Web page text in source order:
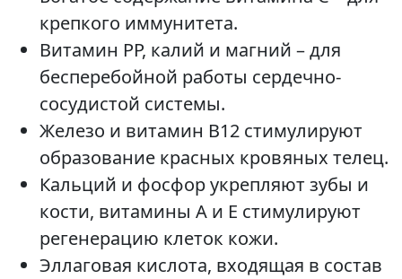
крепкого иммунитета.
Витамин РР, калий и магний – для
бесперебойной работы сердечно-
сосудистой системы.
Железо и витамин В12 стимулируют
образование красных кровяных телец.
Кальций и фосфор укрепляют зубы и
кости, витамины А и Е стимулируют
регенерацию клеток кожи.
Эллаговая кислота, входящая в состав